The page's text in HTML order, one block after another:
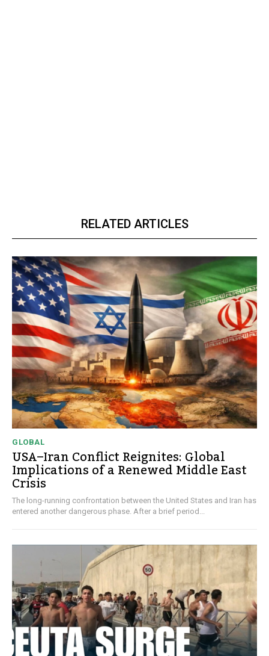
RELATED ARTICLES
GLOBAL
USA–Iran Conflict Reignites: Global
Implications of a Renewed Middle East
Crisis
The long-running confrontation between the United States and Iran has
entered another dangerous phase. After a brief period...